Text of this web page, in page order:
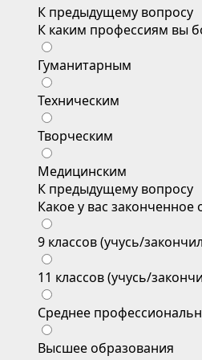
К предыдущему вопросу
К каким профессиям вы
Гуманитарным
Техническим
Творческим
Медицинским
К предыдущему вопросу
Какое у вас законченное
9 классов (учусь/
11 классов (учусь/
Среднее
Высшее образования